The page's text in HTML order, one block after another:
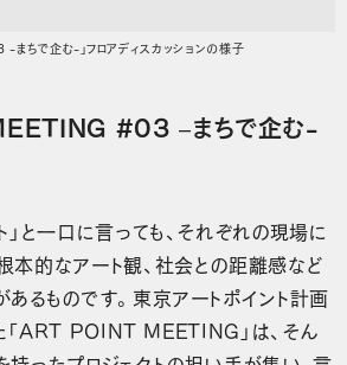
ちで企む-」フロアディスカッションの様子
#03 –まちで企む-
」と一口に言っても、それぞれの現場に
本的なアート観、社会との距離感など
るものです。東京アートポイント計画
「ART POINT MEETING」は、そん